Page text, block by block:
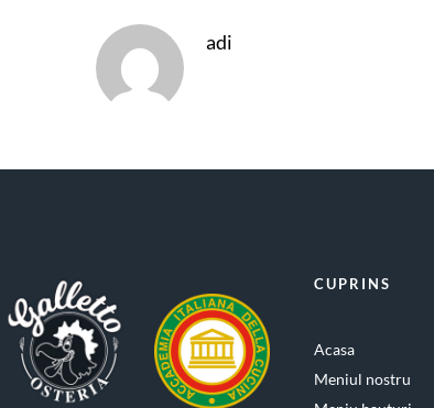
adi
CUPRINS
Acasa
Meniul nostru